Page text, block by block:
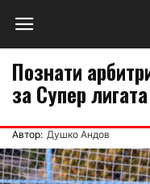
Познати
за Супер
Автор: Душко Андов